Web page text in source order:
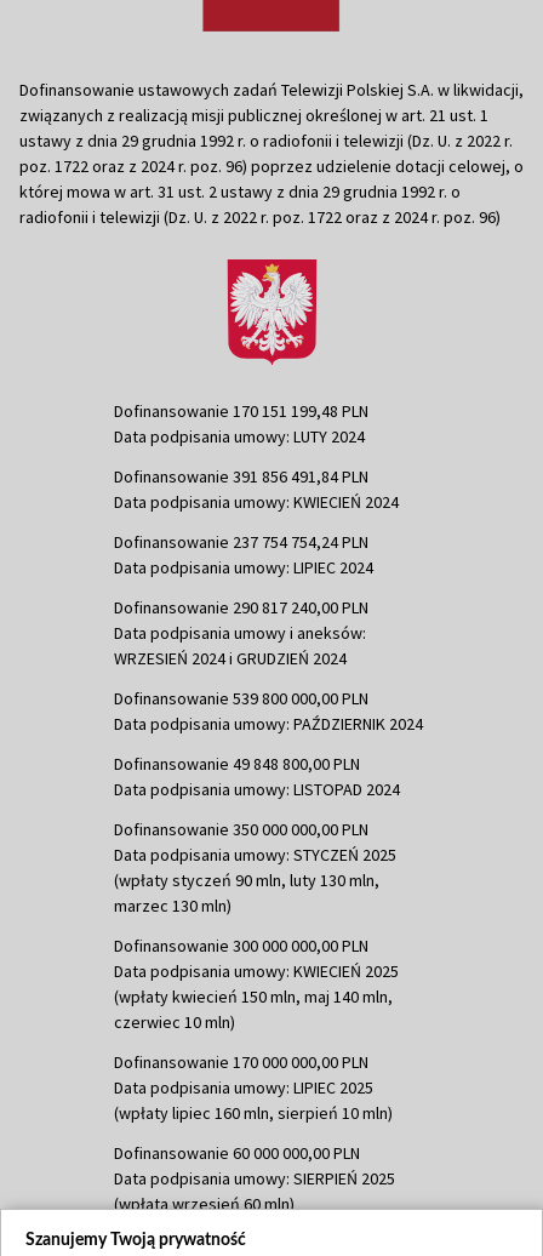
Dofinansowanie ustawowych zadań Telewizji Polskiej S.A. w likwidacji,
związanych z realizacją misji publicznej określonej w art. 21 ust. 1
ustawy z dnia 29 grudnia 1992 r. o radiofonii i telewizji (Dz. U. z 2022 r.
poz. 1722 oraz z 2024 r. poz. 96) poprzez udzielenie dotacji celowej, o
której mowa w art. 31 ust. 2 ustawy z dnia 29 grudnia 1992 r. o
radiofonii i telewizji (Dz. U. z 2022 r. poz. 1722 oraz z 2024 r. poz. 96)
Dofinansowanie 170 151 199,48 PLN
Data podpisania umowy: LUTY 2024
Dofinansowanie 391 856 491,84 PLN
Data podpisania umowy: KWIECIEŃ 2024
Dofinansowanie 237 754 754,24 PLN
Data podpisania umowy: LIPIEC 2024
Dofinansowanie 290 817 240,00 PLN
Data podpisania umowy i aneksów:
WRZESIEŃ 2024 i GRUDZIEŃ 2024
Dofinansowanie 539 800 000,00 PLN
Data podpisania umowy: PAŹDZIERNIK 2024
Dofinansowanie 49 848 800,00 PLN
Data podpisania umowy: LISTOPAD 2024
Dofinansowanie 350 000 000,00 PLN
Data podpisania umowy: STYCZEŃ 2025
(wpłaty styczeń 90 mln, luty 130 mln,
marzec 130 mln)
Dofinansowanie 300 000 000,00 PLN
Data podpisania umowy: KWIECIEŃ 2025
(wpłaty kwiecień 150 mln, maj 140 mln,
czerwiec 10 mln)
Dofinansowanie 170 000 000,00 PLN
Data podpisania umowy: LIPIEC 2025
(wpłaty lipiec 160 mln, sierpień 10 mln)
Dofinansowanie 60 000 000,00 PLN
Data podpisania umowy: SIERPIEŃ 2025
(wpłata wrzesień 60 mln)
Dofinansowanie 635 783 051,21 PLN
Szanujemy Twoją prywatność